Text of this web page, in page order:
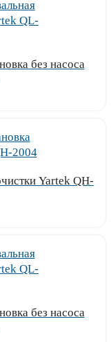
без насоса
Yartek QH-
без насоса